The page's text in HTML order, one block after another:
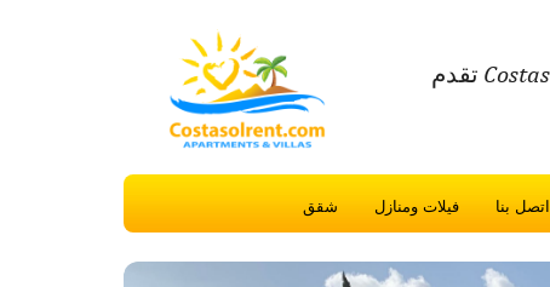
تقدم Costasolrent.com إقامة عطلات عالية الجودة والعقارات في كوستا ديل سول
شقق فيلات ومنازل اتصل بنا